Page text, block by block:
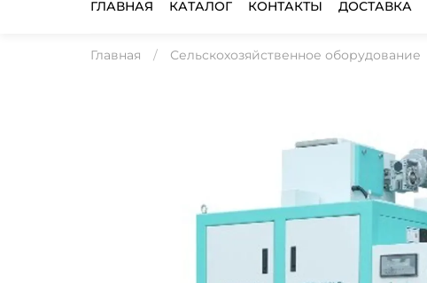
ГЛАВНАЯ КАТАЛОГ КОНТАКТЫ ДОСТАВКА
Главная Сельскохозяйственное оборудование